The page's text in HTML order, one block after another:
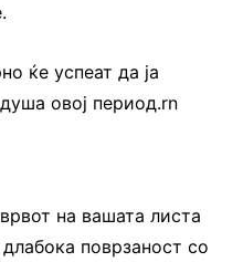
ќе успеат да ја
овој период.rn
на вашата листа
поврзаност со